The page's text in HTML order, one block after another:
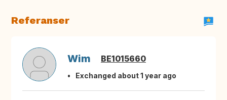
Referanser
Wim BE1015660
Exchanged about 1 year ago